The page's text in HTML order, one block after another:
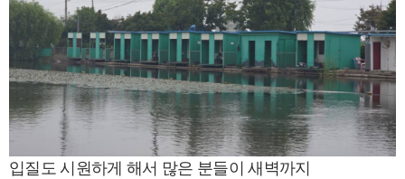
입질도 시원하게 해서 많은 분들이 새벽까지